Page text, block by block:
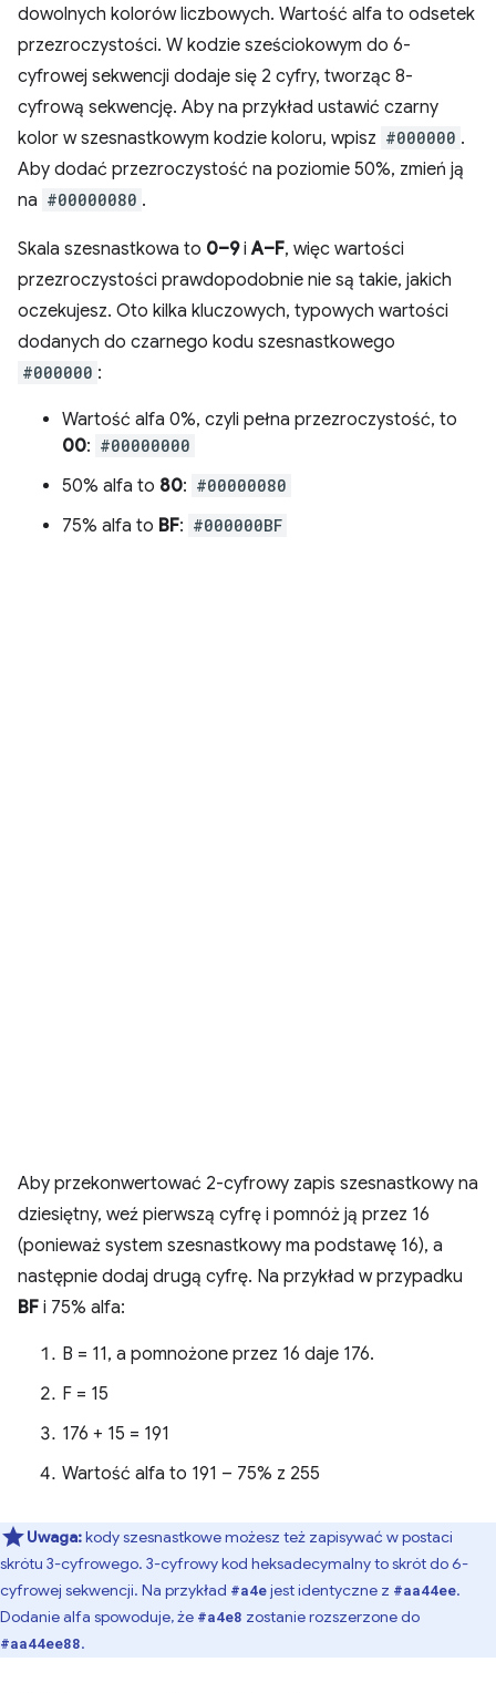
dowolnych kolorów liczbowych. Wartość alfa to odsetek
przezroczystości. W kodzie sześciokowym do 6-
cyfrowej sekwencji dodaje się 2 cyfry, tworząc 8-
cyfrową sekwencję. Aby na przykład ustawić czarny
kolor w szesnastkowym kodzie koloru, wpisz #000000 .
Aby dodać przezroczystość na poziomie 50%, zmień ją
na #00000080 .
Skala szesnastkowa to 0–9iA–F, więc wartości
przezroczystości prawdopodobnie nie są takie, jakich
oczekujesz. Oto kilka kluczowych, typowych wartości
dodanych do czarnego kodu szesnastkowego
#000000 :
Wartość alfa 0%, czyli pełna przezroczystość, to
00: #00000000
50% alfa to 80: #00000080
75% alfa to BF: #000000BF
Aby przekonwertować 2-cyfrowy zapis szesnastkowy na
dziesiętny, weź pierwszą cyfrę i pomnóż ją przez 16
(ponieważ system szesnastkowy ma podstawę 16), a
następnie dodaj drugą cyfrę. Na przykład w przypadku
BF i 75% alfa:
B = 11, a pomnożone przez 16 daje 176.
F = 15
176 + 15 = 191
Wartość alfa to 191 – 75% z 255
Uwaga:kody szesnastkowe możesz też zapisywać w postaci
skrótu 3-cyfrowego. 3-cyfrowy kod heksadecymalny to skrót do 6-
cyfrowej sekwencji. Na przykład #a4ejest identyczne z #aa44ee.
Dodanie alfa spowoduje, że #a4e8 zostanie rozszerzone do
#aa44ee88.